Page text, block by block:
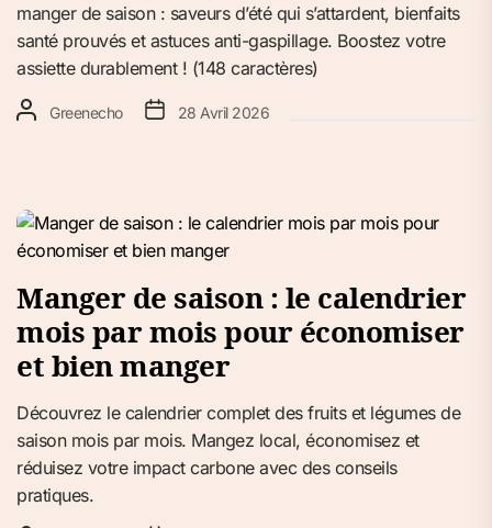
manger de saison : saveurs d’été qui s’attardent, bienfaits
santé prouvés et astuces anti-gaspillage. Boostez votre
assiette durablement ! (148 caractères)
Greenecho 28 Avril 2026
Manger de saison : le calendrier
mois par mois pour économiser
et bien manger
Découvrez le calendrier complet des fruits et légumes de
saison mois par mois. Mangez local, économisez et
réduisez votre impact carbone avec des conseils
pratiques.